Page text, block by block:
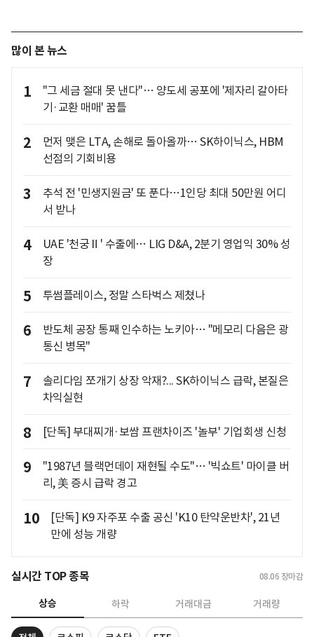
많이 본 뉴스
1
"그 세금 절대 못 낸다"… 양도세 공포에 '제자리 갈아타
기·교환 매매' 꿈틀
2
먼저 맺은 LTA, 손해로 돌아올까… SK하이닉스, HBM
선점의 기회비용
3
추석 전 '민생지원금' 또 푼다…1인당 최대 50만원 어디
서 받나
4
UAE '천궁Ⅱ' 수출에… LIG D&A, 2분기 영업익 30% 성
장
5 투썸플레이스, 정말 스타벅스 제쳤나
6
반도체 공장 통째 인수하는 노키아… "메모리 다음은 광
통신 병목"
7
솔리다임 쪼개기 상장 악재?... SK하이닉스 급락, 본질은
차익실현
8 [단독] 부대찌개·보쌈 프랜차이즈 '놀부' 기업회생 신청
9
"1987년 블랙먼데이 재현될 수도"… '빅쇼트' 마이클 버
리, 美 증시 급락 경고
10
[단독] K9 자주포 수출 공신 'K10 탄약운반차', 21년
만에 성능 개량
실시간 TOP 종목 08.06 장마감
상승 하락 거래대금 거래량